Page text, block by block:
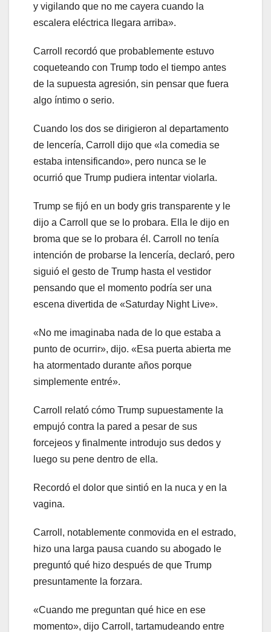
y vigilando que no me cayera cuando la
escalera eléctrica llegara arriba».
Carroll recordó que probablemente estuvo
coqueteando con Trump todo el tiempo antes
de la supuesta agresión, sin pensar que fuera
algo íntimo o serio.
Cuando los dos se dirigieron al departamento
de lencería, Carroll dijo que «la comedia se
estaba intensificando», pero nunca se le
ocurrió que Trump pudiera intentar violarla.
Trump se fijó en un body gris transparente y le
dijo a Carroll que se lo probara. Ella le dijo en
broma que se lo probara él. Carroll no tenía
intención de probarse la lencería, declaró, pero
siguió el gesto de Trump hasta el vestidor
pensando que el momento podría ser una
escena divertida de «Saturday Night Live».
«No me imaginaba nada de lo que estaba a
punto de ocurrir», dijo. «Esa puerta abierta me
ha atormentado durante años porque
simplemente entré».
Carroll relató cómo Trump supuestamente la
empujó contra la pared a pesar de sus
forcejeos y finalmente introdujo sus dedos y
luego su pene dentro de ella.
Recordó el dolor que sintió en la nuca y en la
vagina.
Carroll, notablemente conmovida en el estrado,
hizo una larga pausa cuando su abogado le
preguntó qué hizo después de que Trump
presuntamente la forzara.
«Cuando me preguntan qué hice en ese
momento», dijo Carroll, tartamudeando entre